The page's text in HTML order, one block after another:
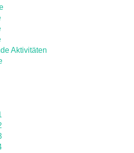
Aktivitäten